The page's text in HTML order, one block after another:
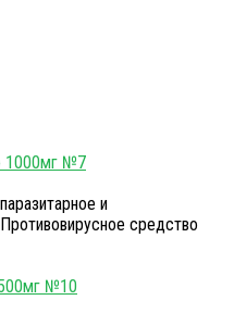
1000мг №7
и
средство